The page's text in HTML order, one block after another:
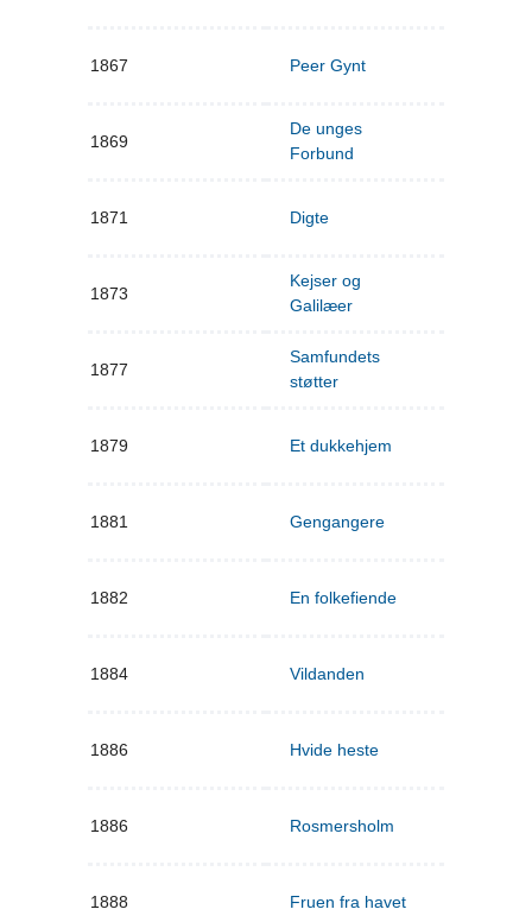
1867 Peer Gynt
1869
De unges
Forbund
1871 Digte
1873
Kejser og
Galilæer
1877
Samfundets
støtter
1879 Et dukkehjem
1881 Gengangere
1882 En folkefiende
1884 Vildanden
1886 Hvide heste
1886 Rosmersholm
1888 Fruen fra havet